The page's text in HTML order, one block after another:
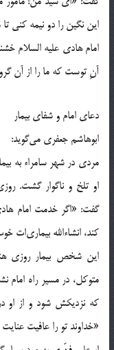
اين نگين را دو نيمه کني تا
امام هادي عليه السلام
آنِ توست که ما را از آن
دعاي امام و شفاي بيمار
ابوهاشم جعفري مي‌گويد:
مردي در شهر سامراء به
او تلخ و ناگوار گشت.
گفت: «اگر خدمت امام
کند، انشاءالله بيماري‌ات
اين شخص بيمار روزي
متوکل، در مسير راه
که نزديکش شود و از او
«خداوند تو را عافيت